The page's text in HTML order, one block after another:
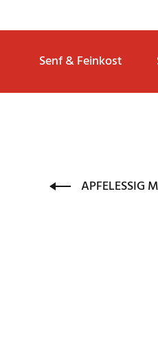
Senf & Feinkost
APFELESSIG